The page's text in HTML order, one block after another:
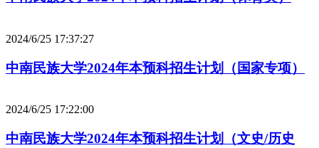
2024/6/25 17:37:27
中南民族大学2024年本预科招生计划（国家专项）
2024/6/25 17:22:00
中南民族大学2024年本预科招生计划（文史/历史